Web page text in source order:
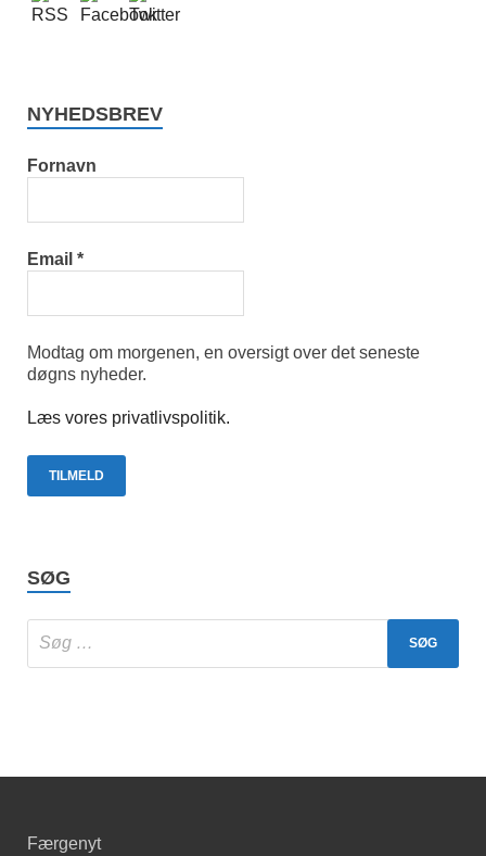
NYHEDSBREV
Fornavn
Email *
Modtag om morgenen, en oversigt over det seneste
døgns nyheder.
Læs vores privatlivspolitik.
SØG
Færgenyt